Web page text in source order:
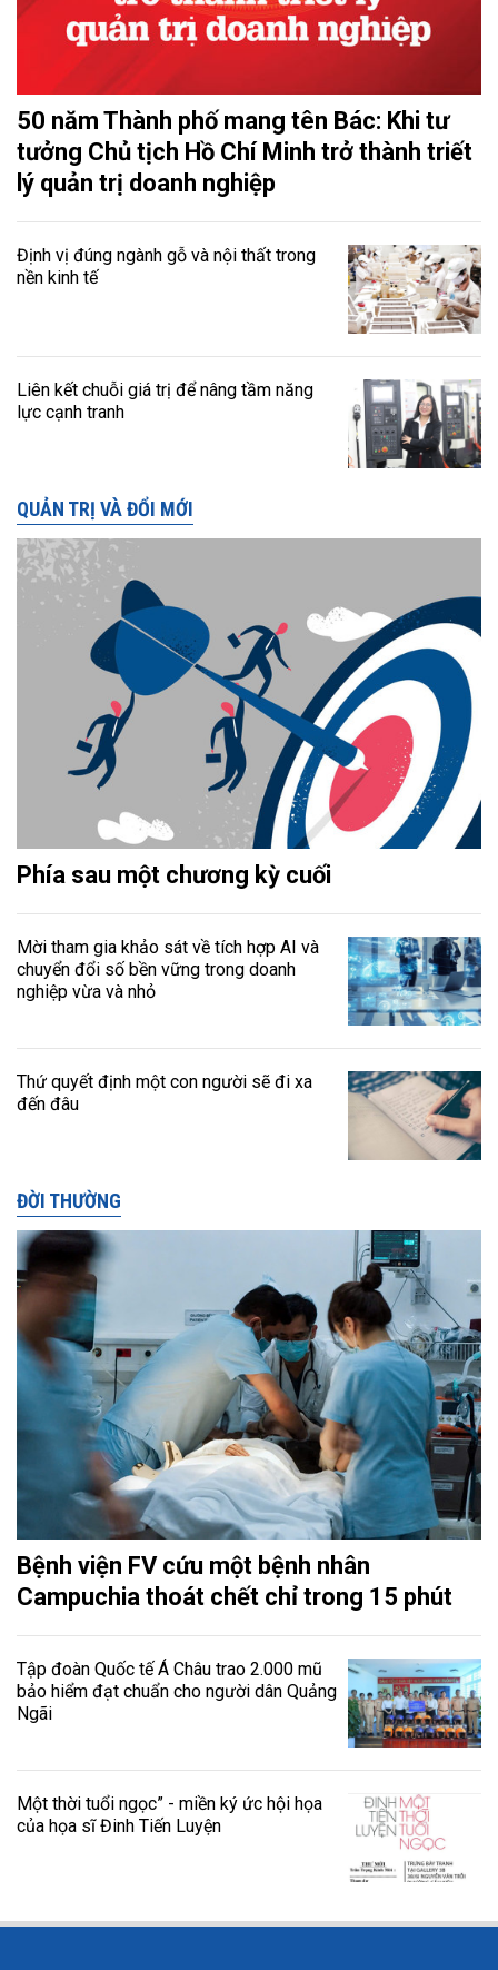
50 năm Thành phố mang tên Bác: Khi tư
tưởng Chủ tịch Hồ Chí Minh trở thành triết
lý quản trị doanh nghiệp
Định vị đúng ngành gỗ và nội thất trong
nền kinh tế
Liên kết chuỗi giá trị để nâng tầm năng
lực cạnh tranh
QUẢN TRỊ VÀ ĐỔI MỚI
Phía sau một chương kỳ cuối
Mời tham gia khảo sát về tích hợp AI và
chuyển đổi số bền vững trong doanh
nghiệp vừa và nhỏ
Thứ quyết định một con người sẽ đi xa
đến đâu
ĐỜI THƯỜNG
Bệnh viện FV cứu một bệnh nhân
Campuchia thoát chết chỉ trong 15 phút
Tập đoàn Quốc tế Á Châu trao 2.000 mũ
bảo hiểm đạt chuẩn cho người dân Quảng
Ngãi
Một thời tuổi ngọc” - miền ký ức hội họa
của họa sĩ Đinh Tiến Luyện